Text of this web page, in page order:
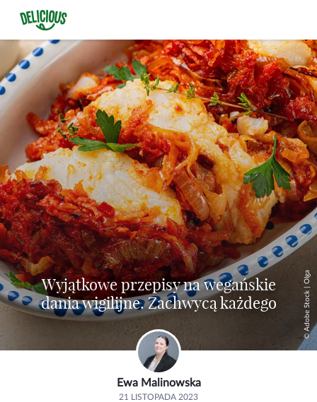
© Adobe Stock | Olga
Wyjątkowe przepisy na wegańskie
dania wigilijne. Zachwycą każdego
Ewa Malinowska
21 LISTOPADA 2023